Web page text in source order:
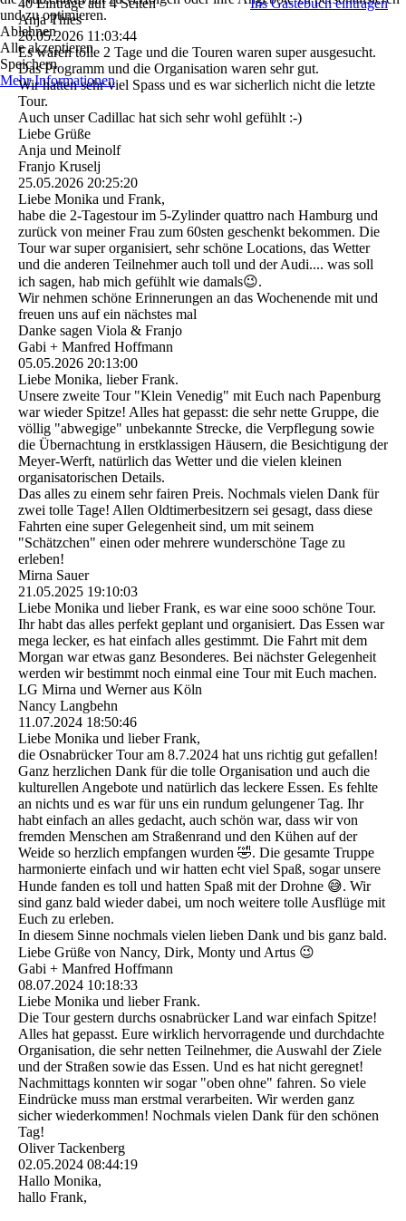
40 Einträge auf 4 Seiten
Ins Gästebuch eintragen
Anja Thies
26.05.2026 11:03:44
Es waren tolle 2 Tage und die Touren waren super ausgesucht.
Das Programm und die Organisation waren sehr gut.
Wir hatten sehr viel Spass und es war sicherlich nicht die letzte
Tour.
Auch unser Cadillac hat sich sehr wohl gefühlt :-)
Liebe Grüße
Anja und Meinolf
Franjo Kruselj
25.05.2026 20:25:20
Liebe Monika und Frank,
habe die 2-Tagestour im 5-Zylinder quattro nach Hamburg und
zurück von meiner Frau zum 60sten geschenkt bekommen. Die
Tour war super organisiert, sehr schöne Locations, das Wetter
und die anderen Teilnehmer auch toll und der Audi.... was soll
ich sagen, hab mich gefühlt wie damals😉.
Wir nehmen schöne Erinnerungen an das Wochenende mit und
freuen uns auf ein nächstes mal
Danke sagen Viola & Franjo
Gabi + Manfred Hoffmann
05.05.2026 20:13:00
Liebe Monika, lieber Frank.
Unsere zweite Tour "Klein Venedig" mit Euch nach Papenburg
war wieder Spitze! Alles hat gepasst: die sehr nette Gruppe, die
völlig "abwegige" unbekannte Strecke, die Verpflegung sowie
die Übernachtung in erstklassigen Häusern, die Besichtigung der
Meyer-Werft, natürlich das Wetter und die vielen kleinen
organisatorischen Details.
Das alles zu einem sehr fairen Preis. Nochmals vielen Dank für
zwei tolle Tage! Allen Oldtimerbesitzern sei gesagt, dass diese
Fahrten eine super Gelegenheit sind, um mit seinem
"Schätzchen" einen oder mehrere wunderschöne Tage zu
erleben!
Mirna Sauer
21.05.2025 19:10:03
Liebe Monika und lieber Frank, es war eine sooo schöne Tour.
Ihr habt das alles perfekt geplant und organisiert. Das Essen war
mega lecker, es hat einfach alles gestimmt. Die Fahrt mit dem
Morgan war etwas ganz Besonderes. Bei nächster Gelegenheit
werden wir bestimmt noch einmal eine Tour mit Euch machen.
LG Mirna und Werner aus Köln
Nancy Langbehn
11.07.2024 18:50:46
Liebe Monika und lieber Frank,
die Osnabrücker Tour am 8.7.2024 hat uns richtig gut gefallen!
Ganz herzlichen Dank für die tolle Organisation und auch die
kulturellen Angebote und natürlich das leckere Essen. Es fehlte
an nichts und es war für uns ein rundum gelungener Tag. Ihr
habt einfach an alles gedacht, auch schön war, dass wir von
fremden Menschen am Straßenrand und den Kühen auf der
Weide so herzlich empfangen wurden 🤣. Die gesamte Truppe
harmonierte einfach und wir hatten echt viel Spaß, sogar unsere
Hunde fanden es toll und hatten Spaß mit der Drohne 😅. Wir
sind ganz bald wieder dabei, um noch weitere tolle Ausflüge mit
Euch zu erleben.
In diesem Sinne nochmals vielen lieben Dank und bis ganz bald.
Liebe Grüße von Nancy, Dirk, Monty und Artus 😉
Gabi + Manfred Hoffmann
08.07.2024 10:18:33
Liebe Monika und lieber Frank.
Die Tour gestern durchs osnabrücker Land war einfach Spitze!
Alles hat gepasst. Eure wirklich hervorragende und durchdachte
Organisation, die sehr netten Teilnehmer, die Auswahl der Ziele
und der Straßen sowie das Essen. Und es hat nicht geregnet!
Nachmittags konnten wir sogar "oben ohne" fahren. So viele
Eindrücke muss man erstmal verarbeiten. Wir werden ganz
sicher wiederkommen! Nochmals vielen Dank für den schönen
Tag!
Oliver Tackenberg
02.05.2024 08:44:19
Hallo Monika,
hallo Frank,
und zu optimieren.
Ablehnen
Alle akzeptieren
Speichern
Mehr Informationen